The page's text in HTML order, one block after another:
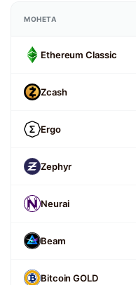
МОНЕТА
Ethereum Classic
Zcash
Ergo
Zephyr
Neurai
Beam
Bitcoin GOLD